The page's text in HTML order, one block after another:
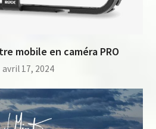
mobile en caméra PRO
avril 17, 2024